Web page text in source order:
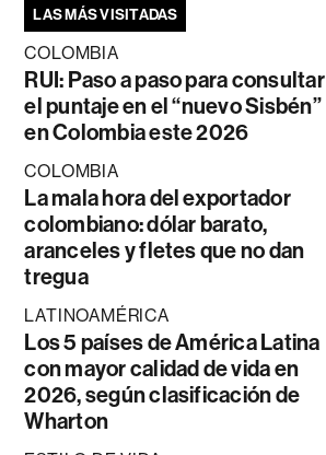
LAS MÁS VISITADAS
COLOMBIA
RUI: Paso a paso para consultar
el puntaje en el “nuevo Sisbén”
en Colombia este 2026
COLOMBIA
La mala hora del exportador
colombiano: dólar barato,
aranceles y fletes que no dan
tregua
LATINOAMÉRICA
Los 5 países de América Latina
con mayor calidad de vida en
2026, según clasificación de
Wharton